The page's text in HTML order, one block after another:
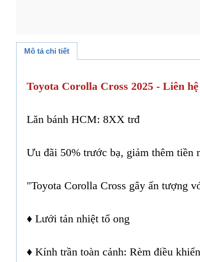
Mô tả chi tiết
Toyota Corolla Cross 2025 - Liên
Lăn bánh HCM: 8XX trđ
Ưu đãi 50% trước bạ, giảm thêm tiền
"Toyota Corolla Cross gây ấn tượng
♦ Lưới tản nhiệt tổ ong
♦ Kính trần toàn cảnh: Rèm điều